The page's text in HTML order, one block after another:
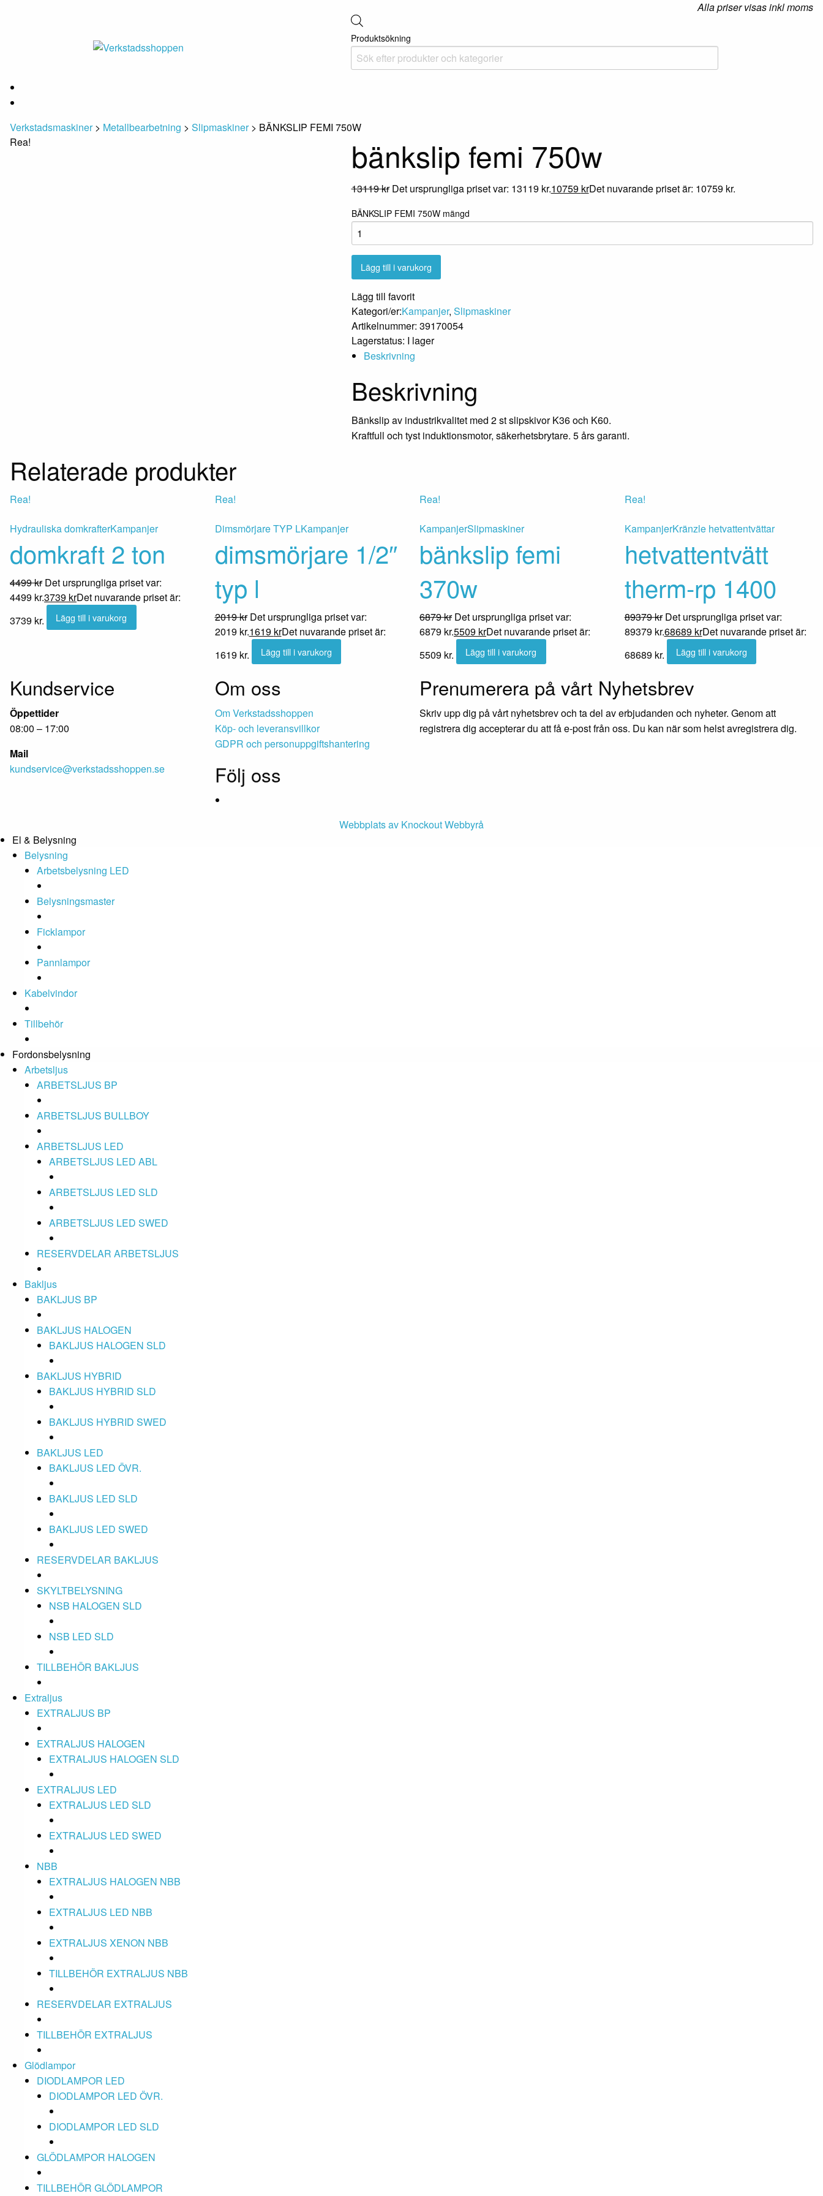
Alla priser visas inkl moms
Produktsökning
Verkstadsmaskiner> Metallbearbetning > Slipmaskiner> BÄNKSLIP FEMI 750W
Rea!
bänkslip femi 750w
13119kr Det ursprungliga priset var: 13119 kr.10759 krDet nuvarande priset är: 10759 kr.
BÄNKSLIP FEMI 750W mängd
Lägg till i varukorg
Lägg till favorit
Kategori/er:Kampanjer, Slipmaskiner
Artikelnummer: 39170054
Lagerstatus: I lager
Beskrivning
Beskrivning
Bänkslip av industrikvalitet med 2 st slipskivor K36 och K60.
Kraftfull och tyst induktionsmotor, säkerhetsbrytare. 5 års garanti.
Relaterade produkter
Rea!
Hydrauliska domkrafterKampanjer
domkraft 2 ton
4499kr Det ursprungliga priset var:
4499 kr.3739 krDet nuvarande priset är:
3739 kr.
Lägg till i varukorg
Rea!
Dimsmörjare TYP LKampanjer
dimsmörjare 1/2″
typ l
2019kr Det ursprungliga priset var:
2019 kr.1619 krDet nuvarande priset är:
1619 kr.
Lägg till i varukorg
Rea!
KampanjerSlipmaskiner
bänkslip femi
370w
6879kr Det ursprungliga priset var:
6879 kr.5509 krDet nuvarande priset är:
5509 kr.
Lägg till i varukorg
Rea!
KampanjerKränzle hetvattentvättar
hetvattentvätt
therm-rp 1400
89379kr Det ursprungliga priset var:
89379 kr.68689 krDet nuvarande priset är:
68689 kr.
Lägg till i varukorg
Kundservice
Öppettider
08:00 – 17:00
Mail
kundservice@verkstadsshoppen.se
Om oss
Om Verkstadsshoppen
Köp- och leveransvillkor
GDPR och personuppgiftshantering
Följ oss
Prenumerera på vårt Nyhetsbrev
Skriv upp dig på vårt nyhetsbrev och ta del av erbjudanden och nyheter. Genom att
registrera dig accepterar du att få e-post från oss. Du kan när som helst avregistrera dig.
Webbplats av Knockout Webbyrå
El & Belysning
Belysning
Arbetsbelysning LED
Belysningsmaster
Ficklampor
Pannlampor
Kabelvindor
Tillbehör
Fordonsbelysning
Arbetsljus
ARBETSLJUS BP
ARBETSLJUS BULLBOY
ARBETSLJUS LED
ARBETSLJUS LED ABL
ARBETSLJUS LED SLD
ARBETSLJUS LED SWED
RESERVDELAR ARBETSLJUS
Bakljus
BAKLJUS BP
BAKLJUS HALOGEN
BAKLJUS HALOGEN SLD
BAKLJUS HYBRID
BAKLJUS HYBRID SLD
BAKLJUS HYBRID SWED
BAKLJUS LED
BAKLJUS LED ÖVR.
BAKLJUS LED SLD
BAKLJUS LED SWED
RESERVDELAR BAKLJUS
SKYLTBELYSNING
NSB HALOGEN SLD
NSB LED SLD
TILLBEHÖR BAKLJUS
Extraljus
EXTRALJUS BP
EXTRALJUS HALOGEN
EXTRALJUS HALOGEN SLD
EXTRALJUS LED
EXTRALJUS LED SLD
EXTRALJUS LED SWED
NBB
EXTRALJUS HALOGEN NBB
EXTRALJUS LED NBB
EXTRALJUS XENON NBB
TILLBEHÖR EXTRALJUS NBB
RESERVDELAR EXTRALJUS
TILLBEHÖR EXTRALJUS
Glödlampor
DIODLAMPOR LED
DIODLAMPOR LED ÖVR.
DIODLAMPOR LED SLD
GLÖDLAMPOR HALOGEN
TILLBEHÖR GLÖDLAMPOR